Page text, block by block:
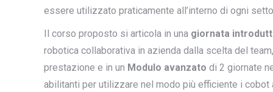
essere utilizzato praticamente all’interno di ogni
Il corso proposto si articola in una giornata
robotica collaborativa in azienda dalla scelta del
prestazione e in un Modulo avanzato di 2 giornate
abilitanti per utilizzare nel modo più efficiente i cobot